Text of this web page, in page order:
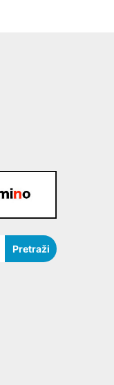
Pretraži